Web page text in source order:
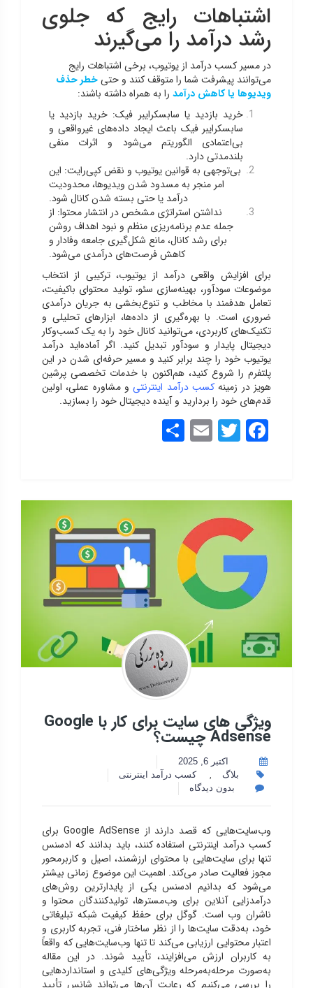
اشتباهات رایج که جلوی
رشد درآمد را می‌گیرند
در مسیر کسب درآمد از یوتیوب، برخی اشتباهات رایج
می‌توانند پیشرفت شما را متوقف کنند و حتیخطر حذف
ویدیوها یا کاهش درآمد را به همراه داشته باشند:
خرید بازدید یا سابسکرایبر فیک: خرید بازدید یا
سابسکرایبر فیک باعث ایجاد داده‌های غیرواقعی و
بی‌اعتمادی الگوریتم می‌شود و اثرات منفی
بلندمدتی دارد.
بی‌توجهی به قوانین یوتیوب و نقض کپی‌رایت: این
امر منجر به مسدود شدن ویدیوها، محدودیت
درآمد یا حتی بسته شدن کانال شود.
نداشتن استراتژی مشخص در انتشار محتوا: از
جمله عدم برنامه‌ریزی منظم و نبود اهداف روشن
برای رشد کانال، مانع شکل‌گیری جامعه وفادار و
کاهش فرصت‌های درآمدی می‌شود.
برای افزایش واقعی درآمد از یوتیوب، ترکیبی از انتخاب
موضوعات سودآور، بهینه‌سازی سئو، تولید محتوای باکیفیت،
تعامل هدفمند با مخاطب و تنوع‌بخشی به جریان درآمدی
ضروری است. با بهره‌گیری از داده‌ها، ابزارهای تحلیلی و
تکنیک‌های کاربردی، می‌توانید کانال خود را به یک کسب‌وکار
دیجیتال پایدار و سودآور تبدیل کنید. اگر آماده‌اید درآمد
یوتیوب خود را چند برابر کنید و مسیر حرفه‌ای شدن در این
پلتفرم را شروع کنید، هم‌اکنون با خدمات تخصصی پرشین
هویز در زمینه کسب درآمد اینترنتیو مشاوره عملی، اولین
قدم‌های خود را بردارید و آینده دیجیتال خود را بسازید.
Facebook
Twitter
Email
ویژگی های سایت برای کار با Google
Adsense چیست؟
اکتبر 6, 2025
بلاگ
,
کسب درآمد اینترنتی
بدون دیدگاه
وب‌سایت‌هایی که قصد دارند از Google AdSense برای
کسب درآمد اینترنتیاستفاده کنند، باید بدانند که ادسنس
تنها برای سایت‌هایی با محتوای ارزشمند، اصیل و کاربرمحور
مجوز فعالیت صادر می‌کند. اهمیت این موضوع زمانی بیشتر
می‌شود که بدانیم ادسنس یکی از پایدارترین روش‌های
درآمدزایی آنلاین برای وب‌مسترها، تولیدکنندگان محتوا و
ناشران وب است. گوگل برای حفظ کیفیت شبکه تبلیغاتی
خود، به‌دقت سایت‌ها را از نظر ساختار فنی، تجربه کاربری و
اعتبار محتوایی ارزیابی می‌کند تا تنها وب‌سایت‌هایی که واقعاً
به کاربران ارزش می‌افزایند، تأیید شوند. در این مقاله
به‌صورت مرحله‌به‌مرحله ویژگی‌های کلیدی و استانداردهایی
را بررسی می‌کنیم که رعایت آن‌ها می‌تواند شانس تأیید